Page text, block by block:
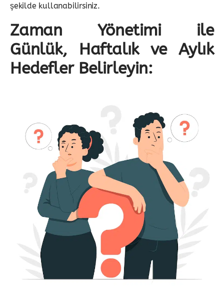
şekilde kullanabilirsiniz.
Zaman Yönetimi ile
Günlük, Haftalık ve Aylık
Hedefler Belirleyin: